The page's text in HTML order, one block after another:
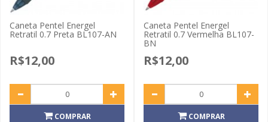
Caneta Pentel Energel
Retratil 0.7 Preta BL107-AN
R$12,00
COMPRAR
Caneta Pentel Energel
Retratil 0.7 Vermelha BL107-
BN
R$12,00
COMPRAR